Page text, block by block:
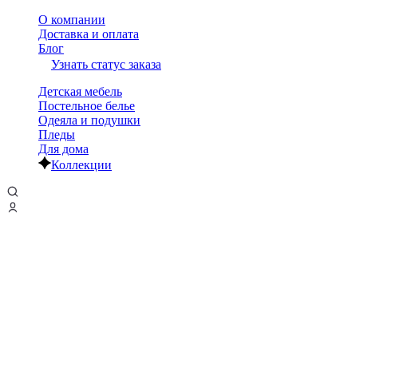
О компании
Доставка и оплата
Блог
Узнать статус заказа
Детская мебель
Постельное белье
Одеяла и подушки
Пледы
Для дома
Коллекции